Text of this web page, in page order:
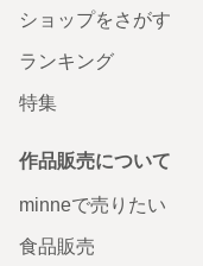
ショップをさがす
ランキング
特集
作品販売について
minneで売りたい
食品販売